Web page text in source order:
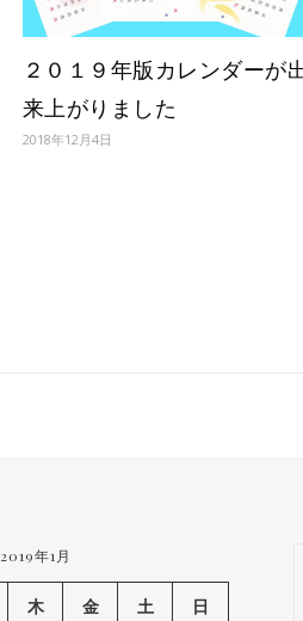
２０１９年版カレンダーが
来上がりました
2018年12月4日
2019年1月
木 金 土
日